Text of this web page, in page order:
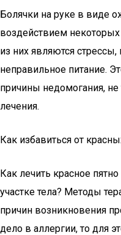
Болячки на руке в виде
воздействием
из них являются
неправильное питание.
причины недомогания,
лечения.
Как избавиться от
Как лечить красное
участке тела? Методы
причин возникновения
дело в аллергии, то для